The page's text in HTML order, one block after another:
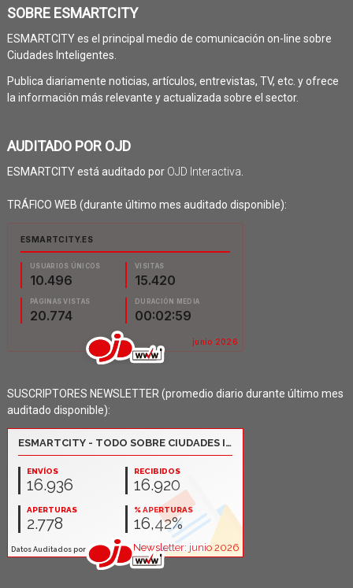
SOBRE ESMARTCITY
ESMARTCITY es el principal medio de comunicación on-line sobre
Ciudades Inteligentes.
Publica diariamente noticias, artículos, entrevistas, TV, etc. y ofrece
la información más relevante y actualizada sobre el sector.
AUDITADO POR OJD
ESMARTCITY está auditado por OJD Interactiva.
TRÁFICO WEB (durante último mes auditado disponible):
SUSCRIPTORES NEWSLETTER (promedio diario durante último mes
auditado disponible):